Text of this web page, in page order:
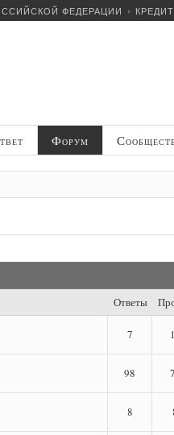
ФЕДЕРАЦИИ
Форум
Ответы
7
98
8